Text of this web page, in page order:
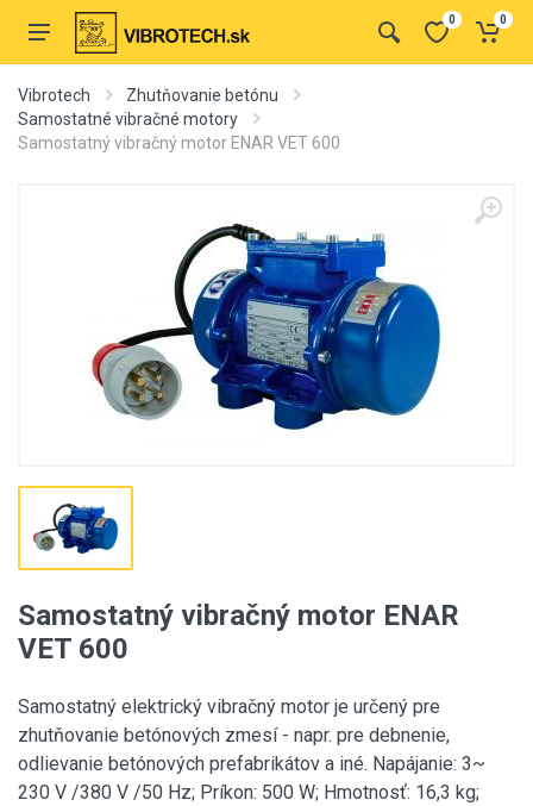
0 0
Vibrotech
Zhutňovanie betónu
Samostatné vibračné motory
Samostatný vibračný motor ENAR VET 600
Samostatný vibračný motor ENAR
VET 600
Samostatný elektrický vibračný motor je určený pre
zhutňovanie betónových zmesí - napr. pre debnenie,
odlievanie betónových prefabrikátov a iné. Napájanie: 3~
230 V /380 V /50 Hz; Príkon: 500 W; Hmotnosť: 16,3 kg;